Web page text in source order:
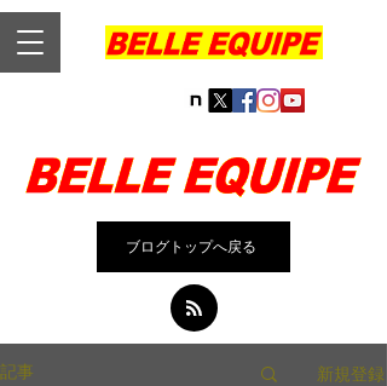
ブログトップへ戻る
記事 新規登録